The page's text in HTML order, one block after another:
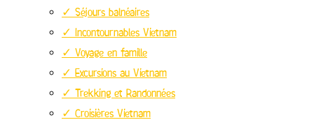
✓ Séjours balnéaires
✓ Incontournables Vietnam
✓ Voyage en famille
✓ Excursions au Vietnam
✓ Trekking et Randonnées
✓ Croisières Vietnam